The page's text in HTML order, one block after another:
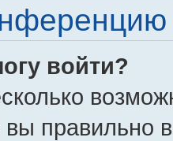
войти?
вы правильно